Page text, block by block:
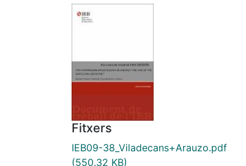
Fitxers
IEB09-38_Viladecans+Arauzo.pdf
(550.32 KB)